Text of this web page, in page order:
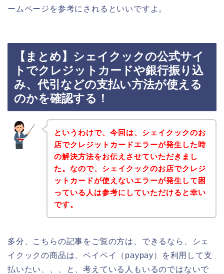
ームページを参考にされるといいですよ。
【まとめ】シェイクックの公式サイ
トでクレジットカードや銀行振り込
み、代引などの支払い方法が使える
のかを確認する！
というわけで、今回は、シェイクックのお
店でクレジットカードエラーが発生した時
の解決方法をお伝えさせていただきまし
た。なので、シェイクックのお店でクレジ
ットカードが使えないエラーが発生して困
っている人は参考にしていただけると幸い
です。
多分、こちらの記事をご覧の方は、できるなら、シェ
イクックの商品は、ペイペイ（paypay）を利用して支
払いたい、、、と、考えている人もいるのではないで